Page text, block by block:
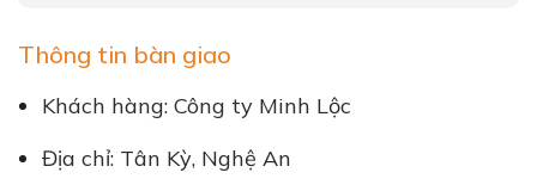
Thông tin bàn giao
Khách hàng: Công ty Minh Lộc
Địa chỉ: Tân Kỳ, Nghệ An